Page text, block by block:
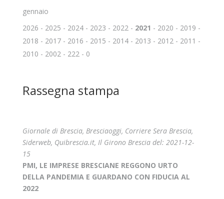
gennaio
2026 - 2025 - 2024- 2023 - 2022- 2021 - 2020 - 2019 -
2018 - 2017- 2016 - 2015 - 2014- 2013 - 2012- 2011 -
2010 - 2002- 222- 0
Rassegna stampa
Giornale di Brescia, Bresciaoggi, Corriere Sera Brescia,
Siderweb, Quibrescia.it, Il Girono Brescia del: 2021-12-
15
PMI, LE IMPRESE BRESCIANE REGGONO URTO
DELLA PANDEMIA E GUARDANO CON FIDUCIA AL
2022